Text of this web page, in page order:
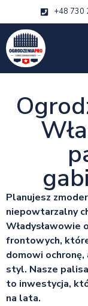
+48 730
Planujesz
niepowtarzalny
Władysławowie
frontowych,
domowi
styl. Nasze
to inwestycja,
na lata.